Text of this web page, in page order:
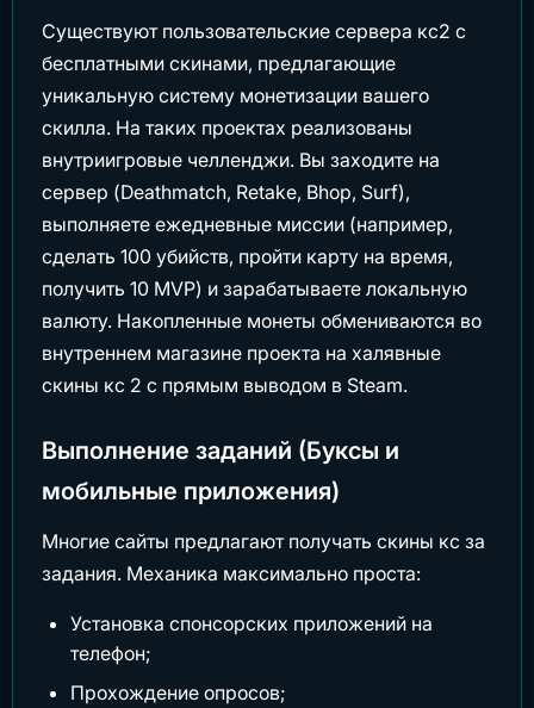
Существуют пользовательские сервера кс2 с
бесплатными скинами, предлагающие
уникальную систему монетизации вашего
скилла. На таких проектах реализованы
внутриигровые челленджи. Вы заходите на
сервер (Deathmatch, Retake, Bhop, Surf),
выполняете ежедневные миссии (например,
сделать 100 убийств, пройти карту на время,
получить 10 MVP) и зарабатываете локальную
валюту. Накопленные монеты обмениваются во
внутреннем магазине проекта на халявные
скины кс 2 с прямым выводом в Steam.
Выполнение заданий (Буксы и
мобильные приложения)
Многие сайты предлагают получать скины кс за
задания. Механика максимально проста:
Установка спонсорских приложений на
телефон;
Прохождение опросов;